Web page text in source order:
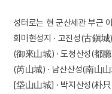
성터로는 현 군산세관 부근
회미현성지 · 고진성(古鎭
(御來山城) · 도청산성(都
(芮山城) · 남산산성(南山
[垈山山城] · 박지산성(朴